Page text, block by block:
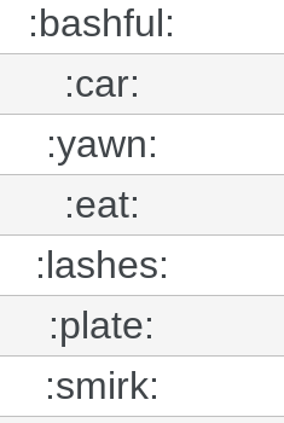
:bashful:
:car:
:yawn:
:eat:
:lashes:
:plate:
:smirk: